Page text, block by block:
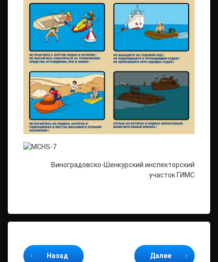
Виноградовско-Шенкурский инспекторский
участок ГИМС
Назад Далее